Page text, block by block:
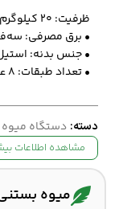
ظرفیت: ۲۰ کیلوگرم
• برق مصرفی:
• جنس بدنه: استیل
• تعداد طبقات: 8 عدد
دسته: دستگاه
مشاهده اطلاعات
میوه